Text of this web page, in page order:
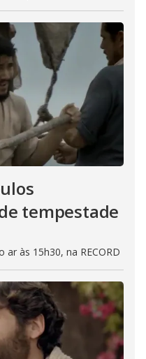
tempestade
às 15h30, na RECORD